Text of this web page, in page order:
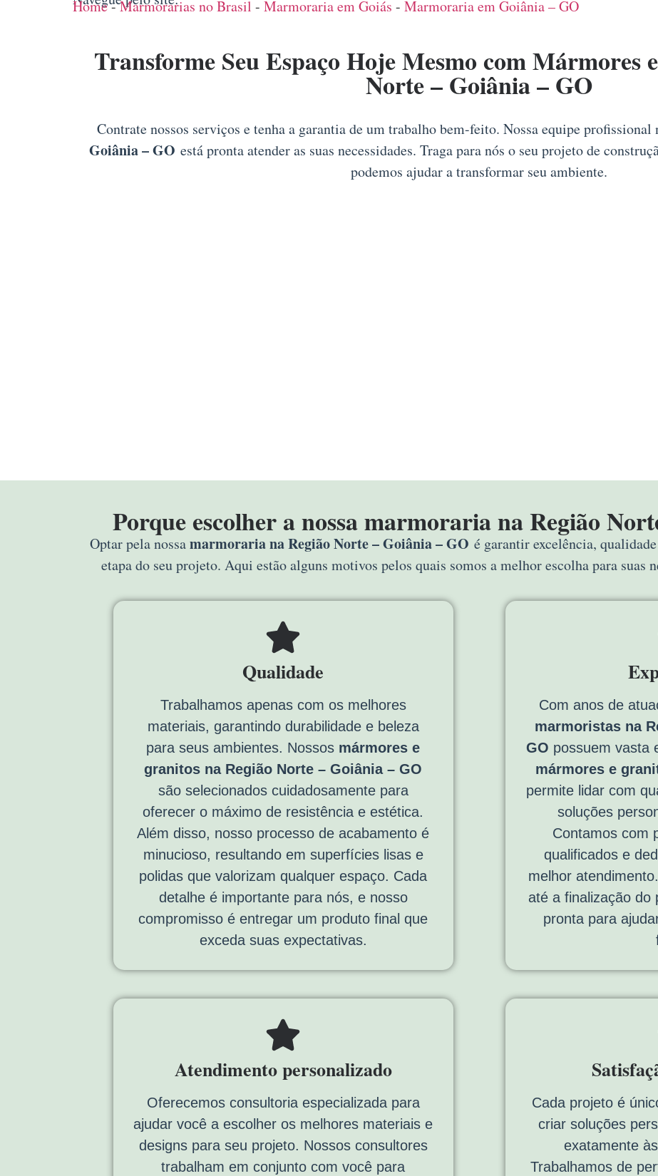
Home-Marmorarias no Brasil - Marmoraria em Goiás - Marmoraria em Goiânia – GO
Transforme Seu Espaço Hoje Mesmo com Mármores
Norte – Goiânia – GO
Contrate nossos serviços e tenha a garantia de um trabalho bem-feito. Nossa equipe profissional
Goiânia – GO está pronta atender as suas necessidades. Traga para nós o seu projeto de
podemos ajudar a transformar seu ambiente.
Porque escolher a nossa marmoraria na Região
Optar pela nossamarmoraria na Região Norte – Goiânia – GO é garantir excelência,
etapa do seu projeto. Aqui estão alguns motivos pelos quais somos a melhor escolha para suas
Qualidade
Trabalhamos apenas com os melhores
materiais, garantindo durabilidade e beleza
para seus ambientes. Nossos mármores e
granitos na Região Norte – Goiânia – GO
são selecionados cuidadosamente para
oferecer o máximo de resistência e estética.
Além disso, nosso processo de acabamento é
minucioso, resultando em superfícies lisas e
polidas que valorizam qualquer espaço. Cada
detalhe é importante para nós, e nosso
compromisso é entregar um produto final que
exceda suas expectativas.
Com anos de
marmoristas na
GO possuem vasta
mármores e
permite lidar com
soluções
Contamos com
qualificados e
melhor
até a finalização do
pronta para
Atendimento personalizado
Oferecemos consultoria especializada para
ajudar você a escolher os melhores materiais e
designs para seu projeto. Nossos consultores
trabalham em conjunto com você para
Cada projeto é
criar soluções
exatamente
Trabalhamos de